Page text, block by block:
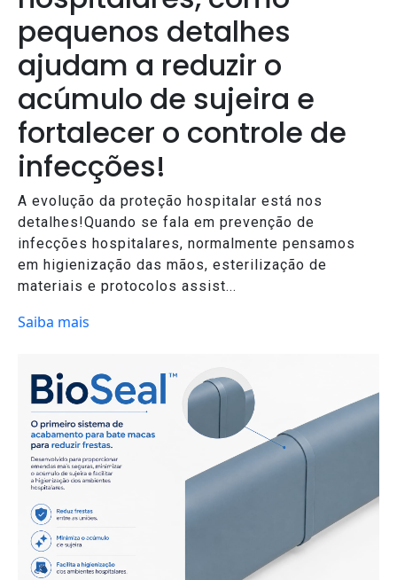
pequenos detalhes
ajudam a reduzir o
acúmulo de sujeira e
fortalecer o controle de
infecções!
A evolução da proteção hospitalar está nos
detalhes!Quando se fala em prevenção de
infecções hospitalares, normalmente pensamos
em higienização das mãos, esterilização de
materiais e protocolos assist...
Saiba mais